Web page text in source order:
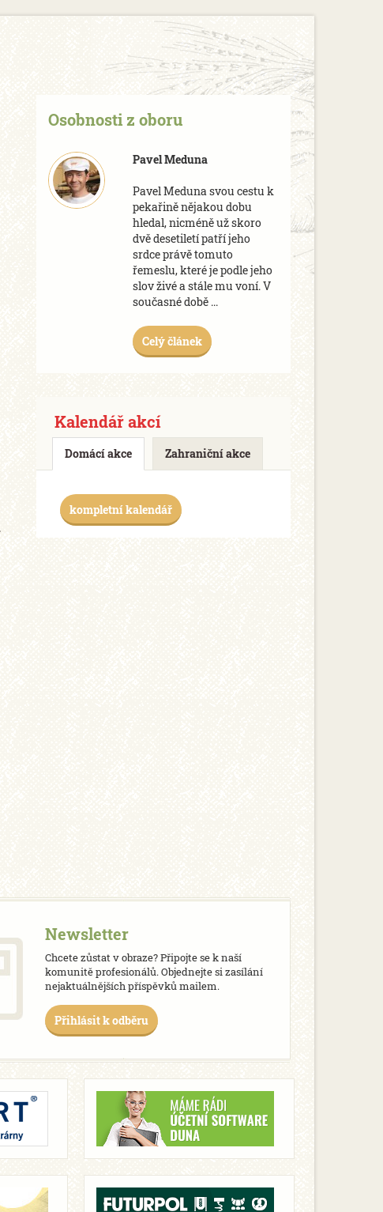
Osobnosti z oboru
Pavel Meduna
Pavel Meduna svou cestu k
pekařině nějakou dobu
hledal, nicméně už skoro
dvě desetiletí patří jeho
srdce právě tomuto
řemeslu, které je podle jeho
slov živé a stále mu voní. V
současné době ...
Celý článek
Kalendář akcí
Domácí akce Zahraniční akce
kompletní kalendář
Newsletter
Chcete zůstat v obraze? Připojte se k naší
komunitě profesionálů. Objednejte si zasílání
nejaktuálnějších příspěvků mailem.
Přihlásit k odběru